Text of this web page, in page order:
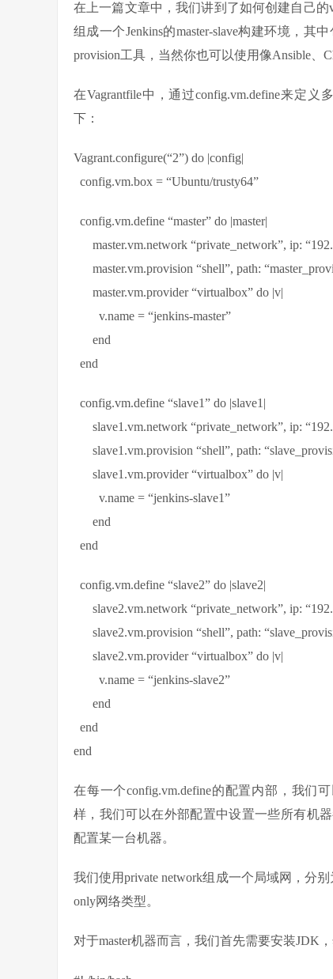
在上一篇文章中，我们讲到了如何创建自己的
组成一个Jenkins的master-slave构建环境，其
provision工具，当然你也可以使用像Ansible、
在Vagrantfile中，通过config.vm.define来定
下：
Vagrant.configure(“2”) do |config|
config.vm.box = “Ubuntu/trusty64”
config.vm.define “master” do |master|
master.vm.network “private_network”, ip:
master.vm.provision “shell”, path:
master.vm.provider “virtualbox” do |v|
v.name = “jenkins-master”
end
end
config.vm.define “slave1” do |slave1|
slave1.vm.network “private_network”, ip:
slave1.vm.provision “shell”, path:
slave1.vm.provider “virtualbox” do |v|
v.name = “jenkins-slave1”
end
end
config.vm.define “slave2” do |slave2|
slave2.vm.network “private_network”, ip:
slave2.vm.provision “shell”, path:
slave2.vm.provider “virtualbox” do |v|
v.name = “jenkins-slave2”
end
end
end
在每一个config.vm.define的配置内部，我们
样，我们可以在外部配置中设置一些所有机
配置某一台机器。
我们使用private network组成一个局域网，分
only网络类型。
对于master机器而言，我们首先需要安装JDK，